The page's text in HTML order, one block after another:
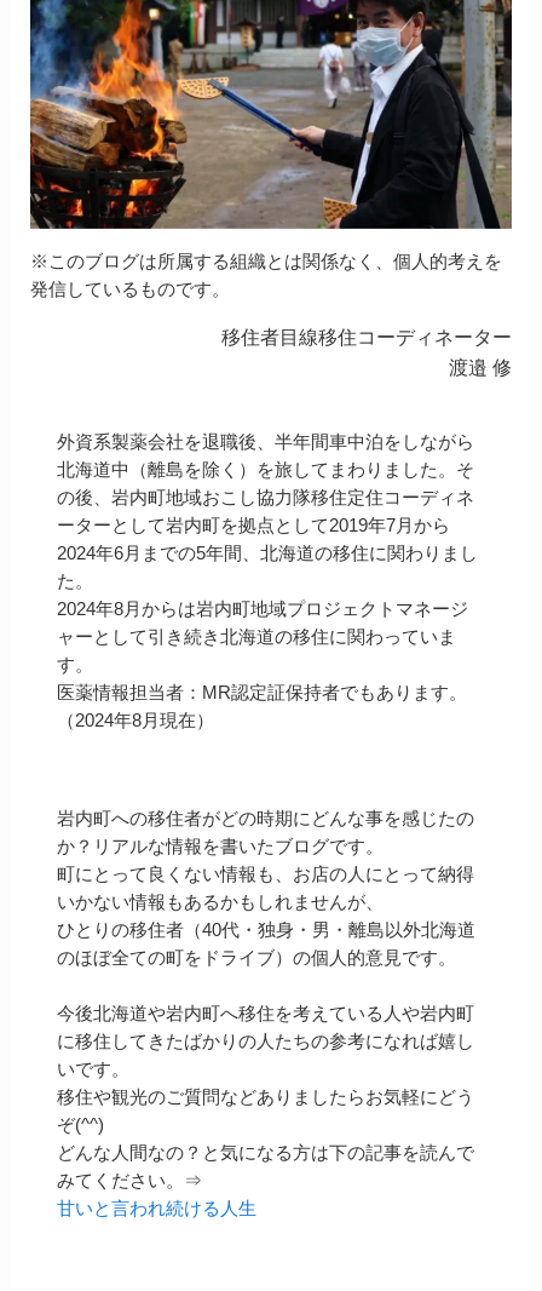
※このブログは所属する組織とは関係なく、個人的考えを
発信しているものです。
移住者目線移住コーディネーター
渡邉 修
外資系製薬会社を退職後、半年間車中泊をしながら
北海道中（離島を除く）を旅してまわりました。そ
の後、岩内町地域おこし協力隊移住定住コーディネ
ーターとして岩内町を拠点として2019年7月から
2024年6月までの5年間、北海道の移住に関わりまし
た。
2024年8月からは岩内町地域プロジェクトマネージ
ャーとして引き続き北海道の移住に関わっていま
す。
医薬情報担当者：MR認定証保持者でもあります。
（2024年8月現在）
岩内町への移住者がどの時期にどんな事を感じたの
か？リアルな情報を書いたブログです。
町にとって良くない情報も、お店の人にとって納得
いかない情報もあるかもしれませんが、
ひとりの移住者（40代・独身・男・離島以外北海道
のほぼ全ての町をドライブ）の個人的意見です。
今後北海道や岩内町へ移住を考えている人や岩内町
に移住してきたばかりの人たちの参考になれば嬉し
いです。
移住や観光のご質問などありましたらお気軽にどう
ぞ(^^)
どんな人間なの？と気になる方は下の記事を読んで
みてください。⇒
甘いと言われ続ける人生